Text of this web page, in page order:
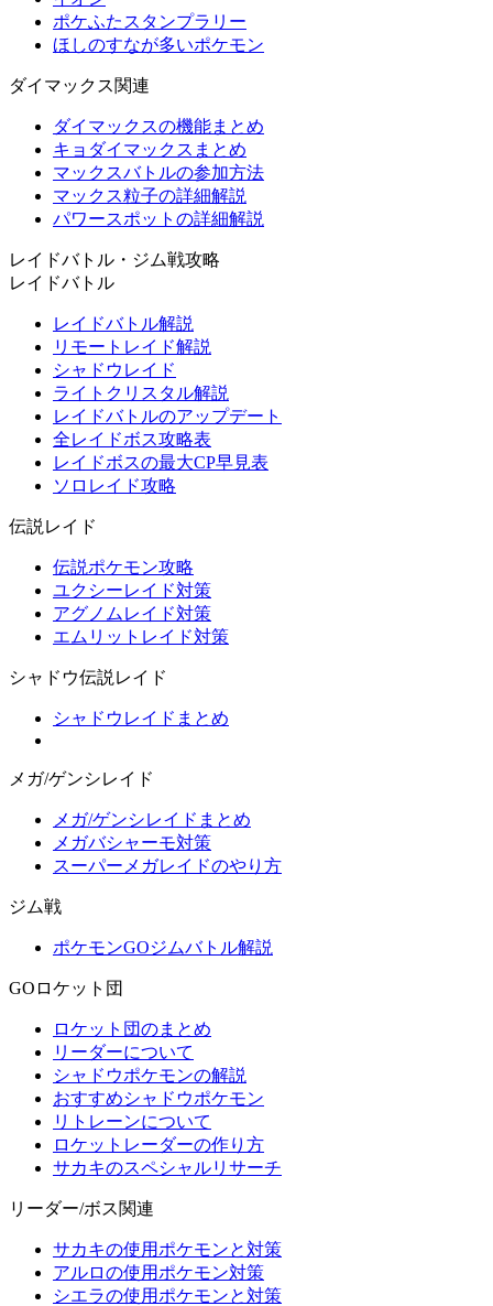
ポケふたスタンプラリー
ほしのすなが多いポケモン
ダイマックス関連
ダイマックスの機能まとめ
キョダイマックスまとめ
マックスバトルの参加方法
マックス粒子の詳細解説
パワースポットの詳細解説
レイドバトル・ジム戦攻略
レイドバトル
レイドバトル解説
リモートレイド解説
シャドウレイド
ライトクリスタル解説
レイドバトルのアップデート
全レイドボス攻略表
レイドボスの最大CP早見表
ソロレイド攻略
伝説レイド
伝説ポケモン攻略
ユクシーレイド対策
アグノムレイド対策
エムリットレイド対策
シャドウ伝説レイド
シャドウレイドまとめ
メガ/ゲンシレイド
メガ/ゲンシレイドまとめ
メガバシャーモ対策
スーパーメガレイドのやり方
ジム戦
ポケモンGOジムバトル解説
GOロケット団
ロケット団のまとめ
リーダーについて
シャドウポケモンの解説
おすすめシャドウポケモン
リトレーンについて
ロケットレーダーの作り方
サカキのスペシャルリサーチ
リーダー/ボス関連
サカキの使用ポケモンと対策
アルロの使用ポケモン対策
シエラの使用ポケモンと対策